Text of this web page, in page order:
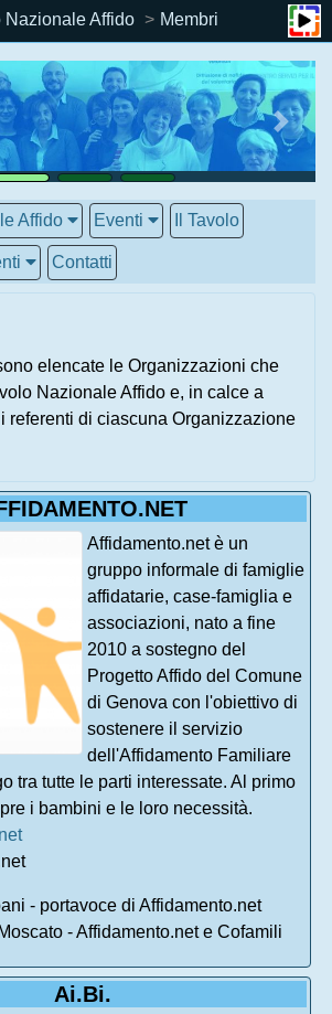
Nazionale Affido Membri
Affido Eventi Il Tavolo
Contatti
elencate le Organizzazioni che
Nazionale Affido e, in calce a
referenti di ciascuna Organizzazione
Affidamento.net è un
gruppo informale di famiglie
affidatarie, case-famiglia e
associazioni, nato a fine
2010 a sostegno del
Progetto Affido del Comune
di Genova con l'obiettivo di
sostenere il servizio
dell'Affidamento Familiare
tra tutte le parti interessate. Al primo
i bambini e le loro necessità.
- portavoce di Affidamento.net
- Affidamento.net e Cofamili
Ai.Bi.